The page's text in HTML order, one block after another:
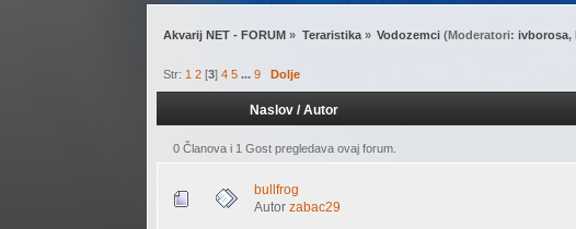
Akvarij NET - FORUM » Teraristika» Vodozemci (Moderatori:ivborosa,
Str: 1 2[3] 4 5 ... 9 Dolje
Naslov /Autor
0 Članova i 1 Gost pregledava ovaj forum.
bullfrog
Autorzabac29